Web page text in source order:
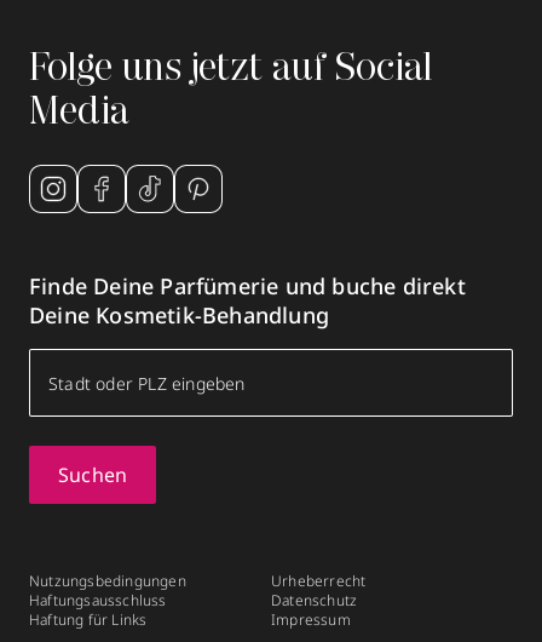
Folge uns jetzt auf Social
Media
Finde Deine Parfümerie und buche direkt
Deine Kosmetik-Behandlung
Suchen
Nutzungsbedingungen
Haftungsausschluss
Haftung für Links
Urheberrecht
Datenschutz
Impressum